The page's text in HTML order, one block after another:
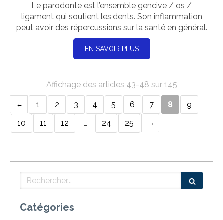
Le parodonte est l’ensemble gencive / os /
ligament qui soutient les dents. Son inflammation
peut avoir des répercussions sur la santé en général.
EN SAVOIR PLUS
Affichage des articles 43-48 sur 145
1 2 3 4 5 6 7 8
9
10
11 12 … 24 25
Rechercher
Catégories